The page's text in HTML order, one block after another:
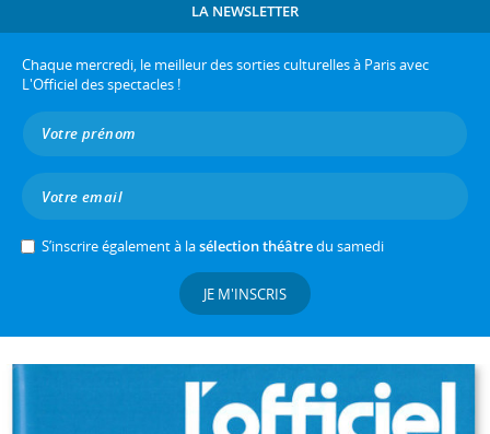
LA NEWSLETTER
Chaque mercredi, le meilleur des sorties culturelles à Paris avec
L'Officiel des spectacles !
S’inscrire également à lasélection théâtredu samedi
JE M'INSCRIS